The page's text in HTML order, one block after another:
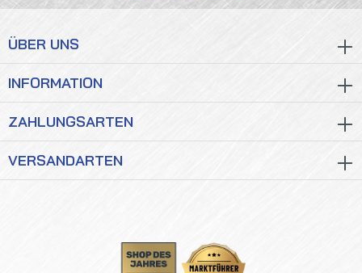
ÜBER UNS
INFORMATION
ZAHLUNGSARTEN
VERSANDARTEN